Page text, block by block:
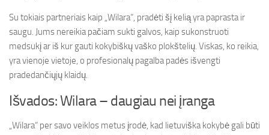
Su tokiais partneriais kaip „Wilara“, pradėti šį kelią yra paprasta ir
saugu. Jums nereikia pačiam sukti galvos, kaip sukonstruoti
medsukį ar iš kur gauti kokybiškų vaško plokštelių. Viskas, ko reikia,
yra vienoje vietoje, o profesionalų pagalba padės išvengti
pradedančiųjų klaidų.
Išvados: Wilara – daugiau nei įranga
„Wilara“ per savo veiklos metus įrodė, kad lietuviška kokybė gali būti